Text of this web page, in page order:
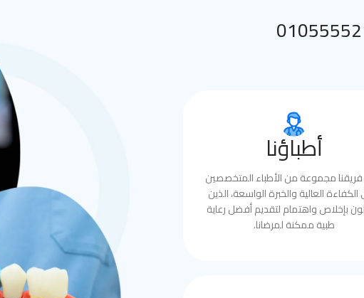
اتصلوا بنا على 01055552144
أطباؤنا
مجموعة من الأطباء المتخصصين
العالية والخبرة الواسعة، الذين
بإخلاص واهتمام لتقديم أفضل رعاية
طبية ممكنة لمرضانا.